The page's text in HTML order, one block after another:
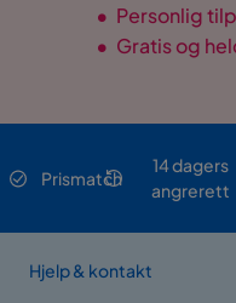
• Personlig
• Gratis og
Prismatch
14 dagers
angrerett
Hjelp & kontakt